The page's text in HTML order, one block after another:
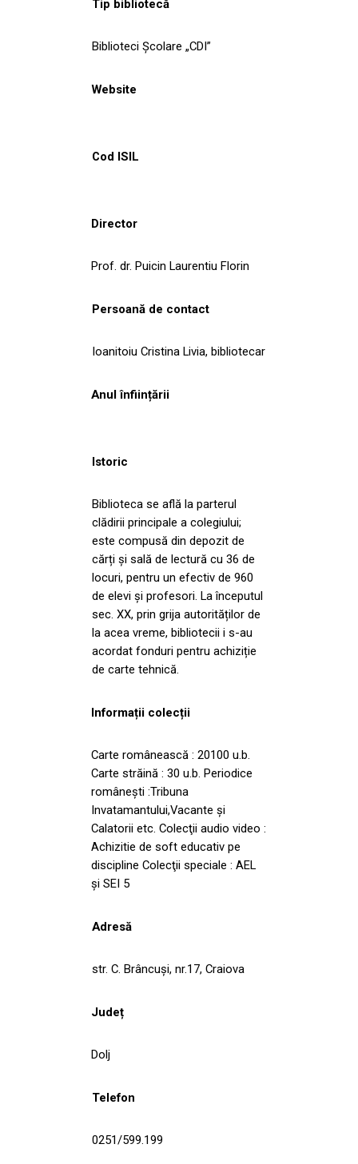
Tip bibliotecă
Biblioteci Școlare „CDI”
Website
Cod ISIL
Director
Prof. dr. Puicin Laurentiu Florin
Persoană de contact
Ioanitoiu Cristina Livia, bibliotecar
Anul înființării
Istoric
Biblioteca se află la parterul
clădirii principale a colegiului;
este compusă din depozit de
cărți şi sală de lectură cu 36 de
locuri, pentru un efectiv de 960
de elevi şi profesori. La începutul
sec. XX, prin grija autorităților de
la acea vreme, bibliotecii i s-au
acordat fonduri pentru achiziție
de carte tehnică.
Informații colecții
Carte românească : 20100 u.b.
Carte străină : 30 u.b. Periodice
româneşti :Tribuna
Invatamantului,Vacante şi
Calatorii etc. Colecţii audio video :
Achizitie de soft educativ pe
discipline Colecţii speciale : AEL
şi SEI 5
Adresă
str. C. Brâncuși, nr.17, Craiova
Județ
Dolj
Telefon
0251/599.199